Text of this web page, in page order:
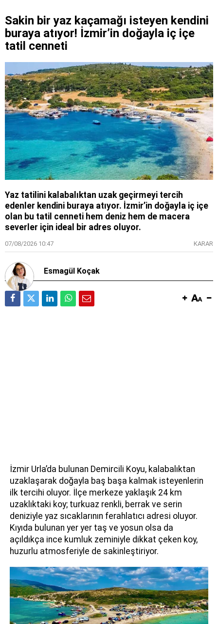
Sakin bir yaz kaçamağı isteyen kendini
buraya atıyor! İzmir’in doğayla iç içe
tatil cenneti
Yaz tatilini kalabalıktan uzak geçirmeyi tercih
edenler kendini buraya atıyor. İzmir’in doğayla iç içe
olan bu tatil cenneti hem deniz hem de macera
severler için ideal bir adres oluyor.
07/08/2026 10:47 KARAR
Esmagül Koçak
İzmir Urla’da bulunan Demircili Koyu, kalabalıktan
uzaklaşarak doğayla baş başa kalmak isteyenlerin
ilk tercihi oluyor. İlçe merkeze yaklaşık 24 km
uzaklıktaki koy; turkuaz renkli, berrak ve serin
deniziyle yaz sıcaklarının ferahlatıcı adresi oluyor.
Kıyıda bulunan yer yer taş ve yosun olsa da
açıldıkça ince kumluk zeminiyle dikkat çeken koy,
huzurlu atmosferiyle de sakinleştiriyor.